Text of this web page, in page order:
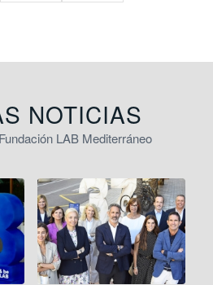
NOTICIAS
LAB Mediterráneo